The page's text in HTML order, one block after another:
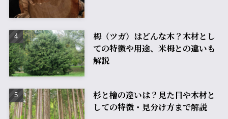
栂（ツガ）はどんな木？木材とし
ての特徴や用途、米栂との違いも
解説
杉と檜の違いは？見た目や木材と
しての特徴・見分け方まで解説